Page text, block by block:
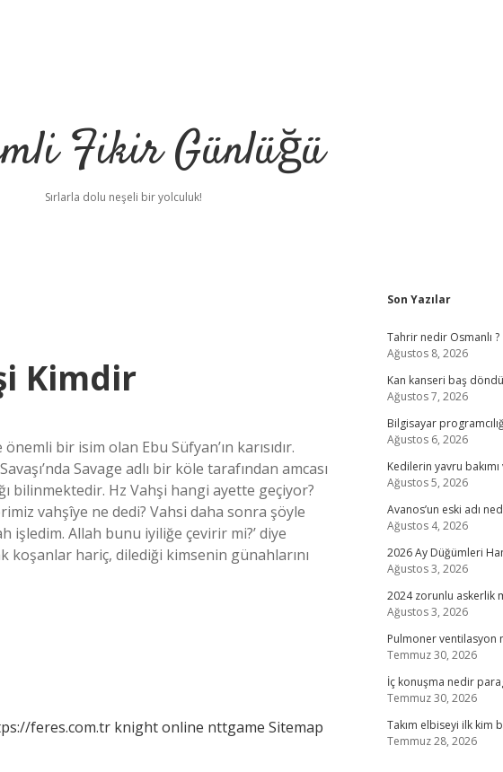
Fikir Günlüğü
Sırlarla dolu neşeli bir yolculuk!
Kimdir
bir isim olan Ebu Süfyan’ın karısıdır.
Savage adlı bir köle tarafından amcası
bilinmektedir. Hz Vahşi hangi ayette geçiyor?
vahşîye ne dedi? Vahsi daha sonra şöyle
işledim. Allah bunu iyiliğe çevirir mi?’ diye
koşanlar hariç, dilediği kimsenin günahlarını
feres.com.tr knight online nttgame Sitemap
Sidebar
Son Yazılar
Tahrir nedir Osmanlı ?
Ağustos 8, 2026
Kan kanseri baş
Ağustos 7, 2026
Bilgisayar
Ağustos 6, 2026
Kedilerin yavru bakımı
Ağustos 5, 2026
Avanos’un eski adı
Ağustos 4, 2026
2026 Ay Düğümleri
Ağustos 3, 2026
2024 zorunlu askerlik
Ağustos 3, 2026
Pulmoner ventilasyon
Temmuz 30, 2026
İç konuşma nedir
Temmuz 30, 2026
Takım elbiseyi ilk kim
Temmuz 28, 2026